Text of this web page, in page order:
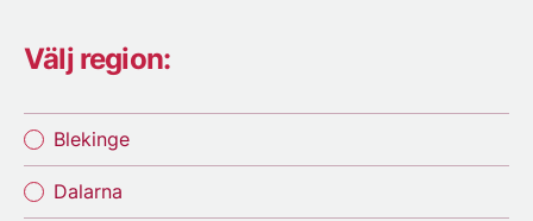
Välj region:
Blekinge
Dalarna